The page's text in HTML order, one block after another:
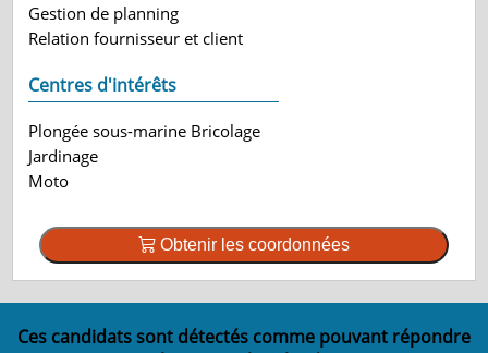
Gestion de planning
Relation fournisseur et client
Centres d'intérêts
Plongée sous-marine Bricolage
Jardinage
Moto
Obtenir les coordonnées
Ces candidats sont détectés comme pouvant répondre